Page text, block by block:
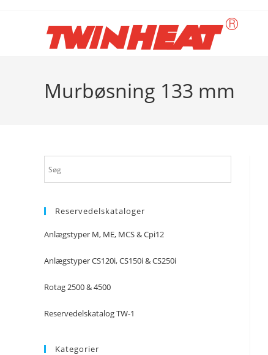
Murbøsning 133 mm
Reservedelskataloger
Anlægstyper M, ME, MCS & Cpi12
Anlægstyper CS120i, CS150i & CS250i
Rotag 2500 & 4500
Reservedelskatalog TW-1
Kategorier